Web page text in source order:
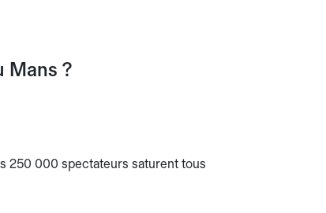
Mans ?
250 000 spectateurs saturent tous